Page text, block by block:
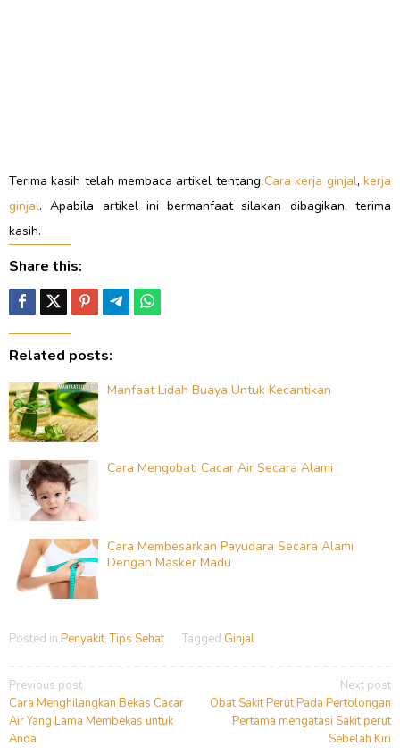
Terima kasih telah membaca artikel tentang Cara kerja ginjal,kerja
ginjal. Apabila artikel ini bermanfaat silakan dibagikan, terima
kasih.
Share this:
Related posts:
Manfaat Lidah Buaya Untuk Kecantikan
Cara Mengobati Cacar Air Secara Alami
Cara Membesarkan Payudara Secara Alami
Dengan Masker Madu
Posted in Penyakit,Tips Sehat Tagged Ginjal
Post
navigation
Previous post
Cara Menghilangkan Bekas Cacar
Air Yang Lama Membekas untuk
Anda
Next post
Obat Sakit Perut Pada Pertolongan
Pertama mengatasi Sakit perut
Sebelah Kiri